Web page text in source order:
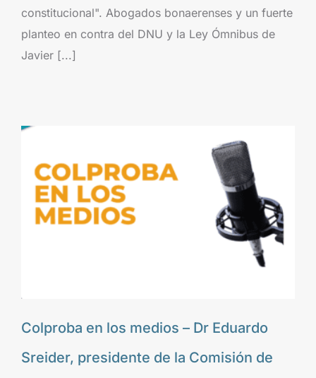
constitucional". Abogados bonaerenses y un fuerte
planteo en contra del DNU y la Ley Ómnibus de
Javier [...]
Colproba en los medios – Dr Eduardo
Sreider, presidente de la Comisión de